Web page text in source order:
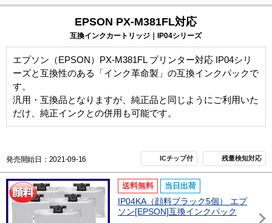
EPSON PX-M381FL対応
互換インクカートリッジ｜IP04シリーズ
エプソン（EPSON）PX-M381FL プリンター対応 IP04シリ
ーズと互換性のある「インク革命製」の互換インクパックで
す。
汎用・互換品となりますが、純正品と同じようにご利用いた
だけ、純正インクとの併用も可能です。
発売開始日：2021-09-16 ICチップ付 残量検知対応
送料無料 当日出荷
IP04KA（顔料ブラック5個） エプ
ソン[EPSON]互換インクパック